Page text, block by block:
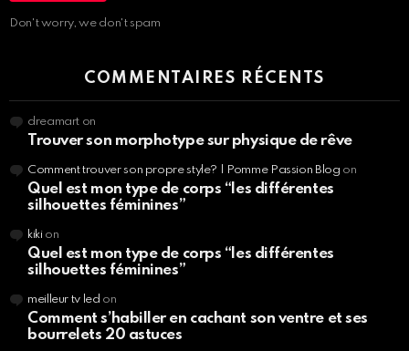
Don't worry, we don't spam
COMMENTAIRES RÉCENTS
dreamart on
Trouver son morphotype sur physique de rêve
Comment trouver son propre style? | Pomme Passion Blog on
Quel est mon type de corps “les différentes
silhouettes féminines”
kikion
Quel est mon type de corps “les différentes
silhouettes féminines”
meilleur tv led on
Comment s’habiller en cachant son ventre et ses
bourrelets 20 astuces